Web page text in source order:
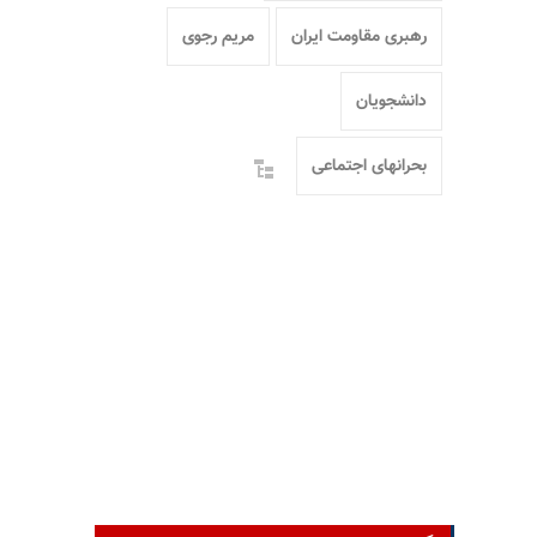
رهبری مقاومت ایران مریم رجوی
دانشجویان
بحرانهای اجتماعی